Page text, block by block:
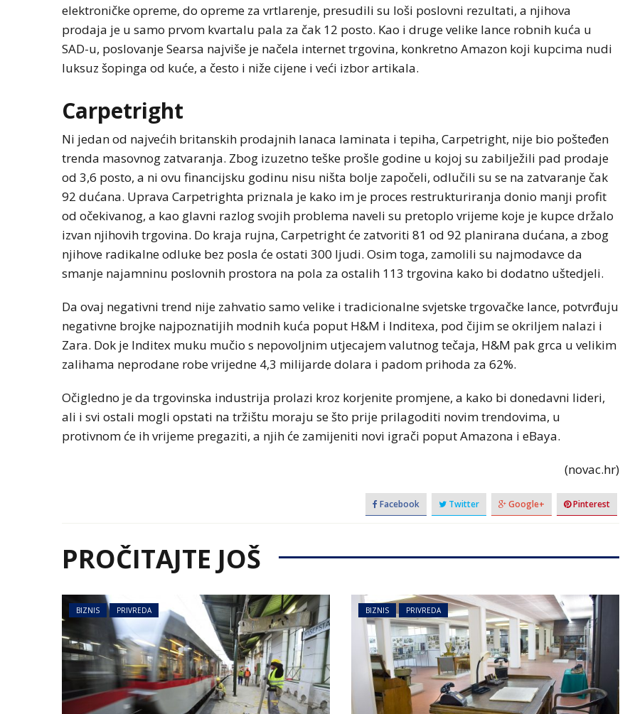
elektroničke opreme, do opreme za vrtlarenje, presudili su loši poslovni rezultati, a njihova
prodaja je u samo prvom kvartalu pala za čak 12 posto. Kao i druge velike lance robnih kuća u
SAD-u, poslovanje Searsa najviše je načela internet trgovina, konkretno Amazon koji kupcima nudi
luksuz šopinga od kuće, a često i niže cijene i veći izbor artikala.
Carpetright
Ni jedan od najvećih britanskih prodajnih lanaca laminata i tepiha, Carpetright, nije bio pošteđen
trenda masovnog zatvaranja. Zbog izuzetno teške prošle godine u kojoj su zabilježili pad prodaje
od 3,6 posto, a ni ovu financijsku godinu nisu ništa bolje započeli, odlučili su se na zatvaranje čak
92 dućana. Uprava Carpetrighta priznala je kako im je proces restrukturiranja donio manji profit
od očekivanog, a kao glavni razlog svojih problema naveli su pretoplo vrijeme koje je kupce držalo
izvan njihovih trgovina. Do kraja rujna, Carpetright će zatvoriti 81 od 92 planirana dućana, a zbog
njihove radikalne odluke bez posla će ostati 300 ljudi. Osim toga, zamolili su najmodavce da
smanje najamninu poslovnih prostora na pola za ostalih 113 trgovina kako bi dodatno uštedjeli.
Da ovaj negativni trend nije zahvatio samo velike i tradicionalne svjetske trgovačke lance, potvrđuju
negativne brojke najpoznatijih modnih kuća poput H&M i Inditexa, pod čijim se okriljem nalazi i
Zara. Dok je Inditex muku mučio s nepovoljnim utjecajem valutnog tečaja, H&M pak grca u velikim
zalihama neprodane robe vrijedne 4,3 milijarde dolara i padom prihoda za 62%.
Očigledno je da trgovinska industrija prolazi kroz korjenite promjene, a kako bi donedavni lideri,
ali i svi ostali mogli opstati na tržištu moraju se što prije prilagoditi novim trendovima, u
protivnom će ih vrijeme pregaziti, a njih će zamijeniti novi igrači poput Amazona i eBaya.
(novac.hr)
Facebook Twitter Google+ Pinterest
PROČITAJTE JOŠ
BIZNIS PRIVREDA BIZNIS PRIVREDA